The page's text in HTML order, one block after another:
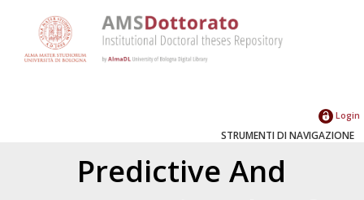
Login
STRUMENTI DI NAVIGAZIONE
Predictive And